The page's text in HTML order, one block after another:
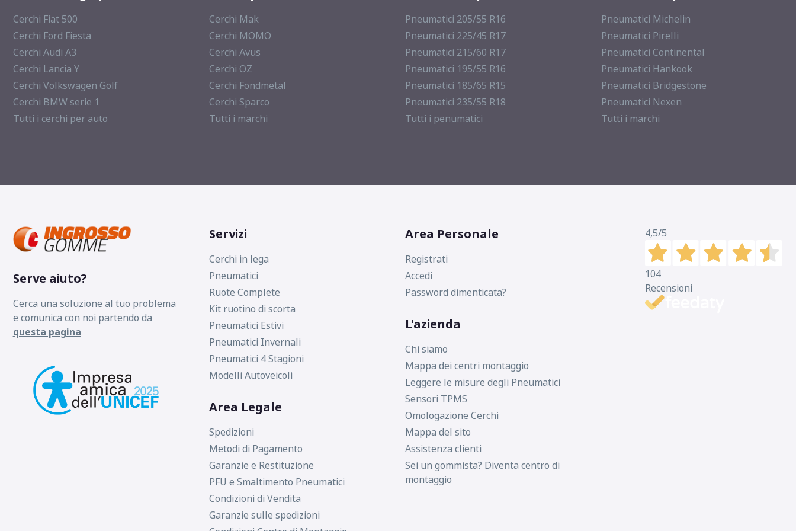
Cerchi Fiat 500
Cerchi Ford Fiesta
Cerchi Audi A3
Cerchi Lancia Y
Cerchi Volkswagen Golf
Cerchi BMW serie 1
Tutti i cerchi per auto
Cerchi Mak
Cerchi MOMO
Cerchi Avus
Cerchi OZ
Cerchi Fondmetal
Cerchi Sparco
Tutti i marchi
Pneumatici 205/55 R16
Pneumatici 225/45 R17
Pneumatici 215/60 R17
Pneumatici 195/55 R16
Pneumatici 185/65 R15
Pneumatici 235/55 R18
Tutti i penumatici
Pneumatici Michelin
Pneumatici Pirelli
Pneumatici Continental
Pneumatici Hankook
Pneumatici Bridgestone
Pneumatici Nexen
Tutti i marchi
Serve aiuto?
Cerca una soluzione al tuo problema
e comunica con noi partendo da
questa pagina
Servizi
Cerchi in lega
Pneumatici
Ruote Complete
Kit ruotino di scorta
Pneumatici Estivi
Pneumatici Invernali
Pneumatici 4 Stagioni
Modelli Autoveicoli
Area Legale
Spedizioni
Metodi di Pagamento
Garanzie e Restituzione
PFU e Smaltimento Pneumatici
Condizioni di Vendita
Garanzie sulle spedizioni
Area Personale
Registrati
Accedi
Password dimenticata?
L'azienda
Chi siamo
Mappa dei centri montaggio
Leggere le misure degli Pneumatici
Sensori TPMS
Omologazione Cerchi
Mappa del sito
Assistenza clienti
Sei un gommista? Diventa centro di
montaggio
4,5/5
104
Recensioni